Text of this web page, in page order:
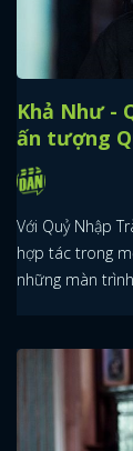
Khả Như -
ấn tượng
Với Quỷ Nhập
hợp tác trong
những màn